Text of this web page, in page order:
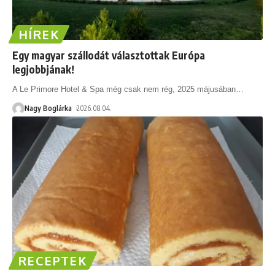
HÍREK
Egy magyar szállodát választottak Európa
legjobbjának!
A Le Primore Hotel & Spa még csak nem rég, 2025 májusában
Nagy Boglárka 2026.08.04.
RECEPTEK